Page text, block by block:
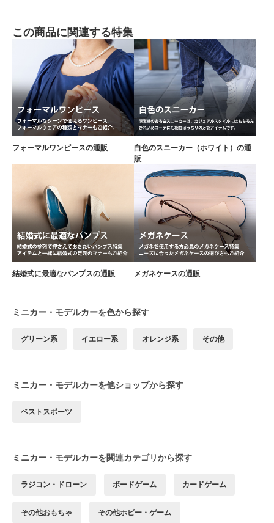
この商品に関連する特集
フォーマルワンピースの通販
白色のスニーカー（ホワイト）の通
販
結婚式に最適なパンプスの通販 メガネケースの通販
ミニカー・モデルカーを色から探す
グリーン系 イエロー系 オレンジ系 その他
ミニカー・モデルカーを他ショップから探す
ベストスポーツ
ミニカー・モデルカーを関連カテゴリから探す
ラジコン・ドローン ボードゲーム カードゲーム
その他おもちゃ その他ホビー・ゲーム